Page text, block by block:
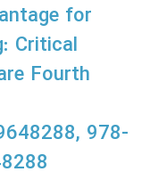
for
Critical
Fourth
978-